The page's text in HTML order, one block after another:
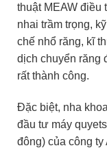
thuật MEAW điều
nhai trầm trọng,
chế nhổ răng, kĩ
dịch chuyển răng
rất thành công.
Đặc biệt, nha
đầu tư máy
đông) của công ty